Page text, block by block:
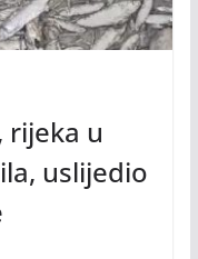
rijeka u
uslijedio